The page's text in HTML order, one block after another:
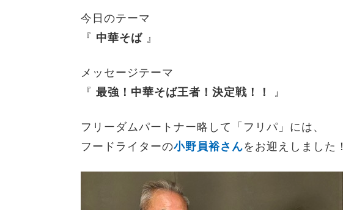
今日のテーマ
『 中華そば 』
メッセージテーマ
『 最強！中華そば王者！決定戦！！ 』
フリーダムパートナー略して「フリパ」には、
フードライターの小野員裕さんをお迎えしました！